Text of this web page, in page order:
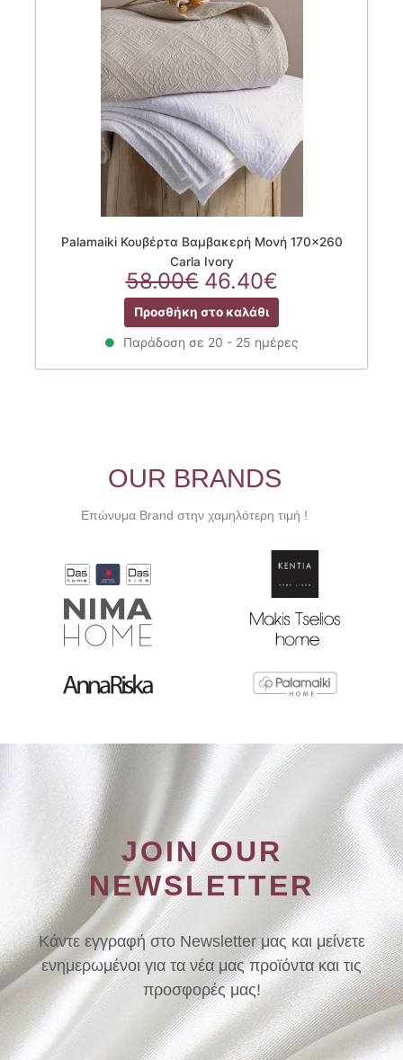
Palamaiki Κουβέρτα Βαμβακερή Μονή 170×260
Carla Ivory
58.00€ Original
price
was:
58.00€.
46.40€Η
τρέχουσα
τιμή
είναι:
Προσθήκη στο καλάθι
Παράδοση σε 20 - 25 ημέρες
OUR BRANDS
Επώνυμα Brand στην χαμηλότερη τιμή !
JOIN OUR
NEWSLETTER
Κάντε εγγραφή στο Newsletter μας και μείνετε
ενημερωμένοι για τα νέα μας προϊόντα και τις
προσφορές μας!